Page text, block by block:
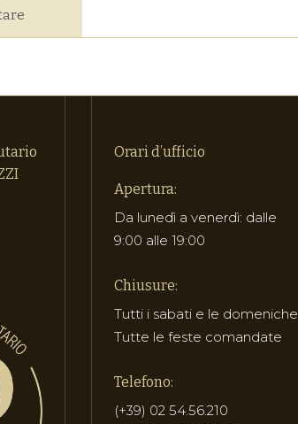
Orari d’ufficio
Apertura:
Da lunedì a venerdì: dalle
9:00 alle 19:00
Chiusure:
Tutti i sabati e le domeniche
Tutte le feste comandate
Telefono:
(+39) 02 54.56.210